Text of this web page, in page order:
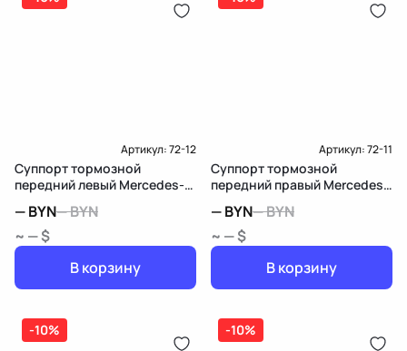
Артикул:72-12
Суппорт тормозной
передний левый Mercedes-
—BYN—BYN
~ — $
В корзину
Артикул:72-11
Суппорт тормозной
передний правый Mercedes-
—BYN—BYN
~ — $
В корзину
-10% -10%